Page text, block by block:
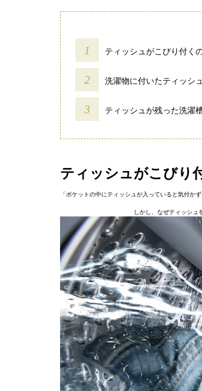
ティッシュがこびり付く
洗濯物に付いたティッシ
ティッシュが残った洗濯
ティッシュがこびり
「ポケットの中にティッシュが入っていると気付か
しかし、なぜティッシュ